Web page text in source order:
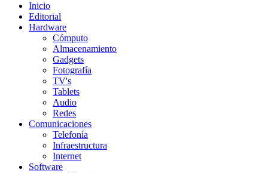
Inicio
Editorial
Hardware
Cómputo
Almacenamiento
Gadgets
Fotografía
TV's
Tablets
Audio
Redes
Comunicaciones
Telefonía
Infraestructura
Internet
Software